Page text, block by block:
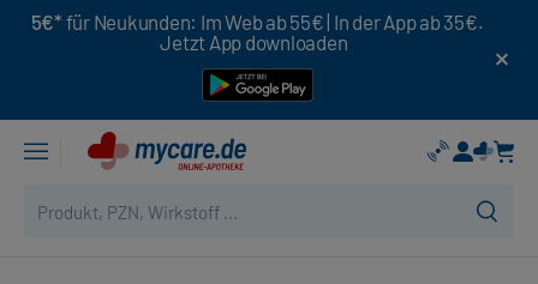
5€* für Neukunden: Im Web ab 55€ | In der App ab 35€.
Jetzt App downloaden